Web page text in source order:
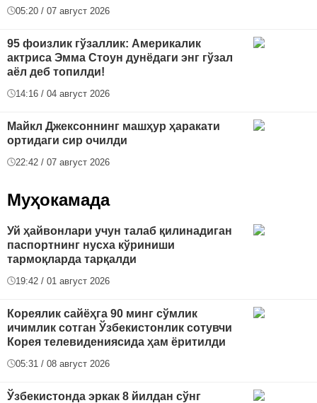
05:20 / 07 август 2026
95 фоизлик гўзаллик: Америкалик
актриса Эмма Стоун дунёдаги энг гўзал
аёл деб топилди!
14:16 / 04 август 2026
Майкл Джексоннинг машҳур ҳаракати
ортидаги сир очилди
22:42 / 07 август 2026
Муҳокамада
Уй ҳайвонлари учун талаб қилинадиган
паспортнинг нусха кўриниши
тармоқларда тарқалди
19:42 / 01 август 2026
Кореялик сайёҳга 90 минг сўмлик
ичимлик сотган Ўзбекистонлик сотувчи
Корея телевидениясида ҳам ёритилди
05:31 / 08 август 2026
Ўзбекистонда эркак 8 йилдан сўнг